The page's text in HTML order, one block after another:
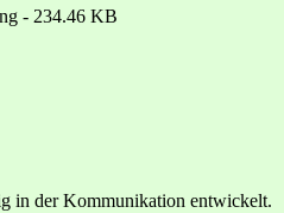
in der Kommunikation entwickelt.